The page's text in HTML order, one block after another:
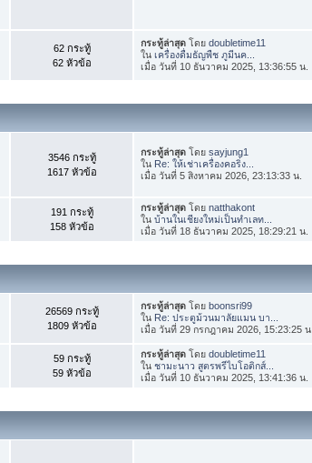
62 กระทู้
62 หัวข้อ
กระทู้ล่าสุด โดยdoubletime11
ในเครื่องดื่มธัญพืช ภูมีนค...
เมื่อ วันที่ 10 ธันวาคม 2025, 13:36:55 น.
3546 กระทู้
1617 หัวข้อ
กระทู้ล่าสุด โดยsayjung1
ใน Re: ให้เช่าเครื่องคอริ่ง...
เมื่อ วันที่ 5 สิงหาคม 2026, 23:13:33 น.
191 กระทู้
158 หัวข้อ
กระทู้ล่าสุด โดยnatthakont
ในบ้านในเชียงใหม่เป็นทำเลท...
เมื่อ วันที่ 18 ธันวาคม 2025, 18:29:21 น.
26569 กระทู้
1809 หัวข้อ
กระทู้ล่าสุด โดยboonsri99
ใน Re: ประตูม้วนมาลัยแมน บา...
เมื่อ วันที่ 29 กรกฎาคม 2026, 15:23:25 น.
59 กระทู้
59 หัวข้อ
กระทู้ล่าสุด โดยdoubletime11
ในชามะนาว สูตรพรีไบโอติกส์...
เมื่อ วันที่ 10 ธันวาคม 2025, 13:41:36 น.